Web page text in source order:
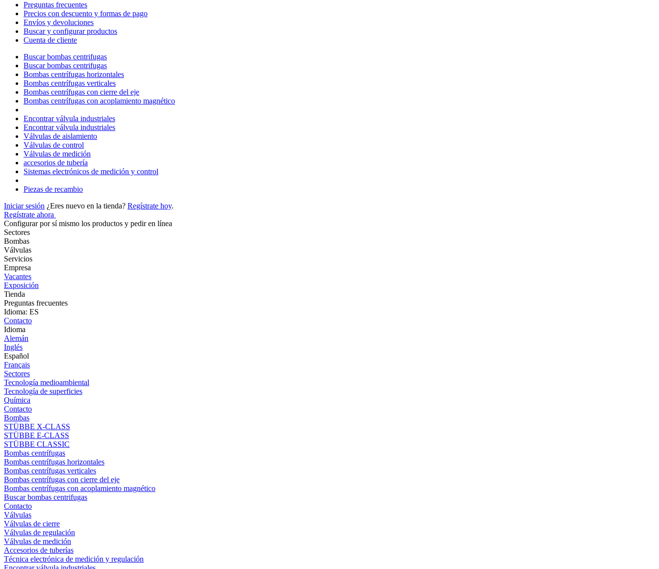
Preguntas frecuentes
Precios con descuento y formas de pago
Envíos y devoluciones
Buscar y configurar productos
Cuenta de cliente
Buscar bombas centrifugas
Buscar bombas centrifugas
Bombas centrífugas horizontales
Bombas centrífugas verticales
Bombas centrífugas con cierre del eje
Bombas centrífugas con acoplamiento magnético
Encontrar válvula industriales
Encontrar válvula industriales
Válvulas de aislamiento
Válvulas de control
Válvulas de medición
accesorios de tubería
Sistemas electrónicos de medición y control
Piezas de recambio
Iniciar sesión ¿Eres nuevo en la tienda? Regístrate hoy.
Regístrate ahora
Configurar por sí mismo los productos y pedir en línea
Sectores
Bombas
Válvulas
Servicios
Empresa
Vacantes
Exposición
Tienda
Preguntas frecuentes
Idioma: ES
Contacto
Idioma
Alemán
Inglés
Español
Français
Sectores
Tecnología medioambiental
Tecnología de superficies
Química
Contacto
Bombas
STÜBBE X-CLASS
STÜBBE E-CLASS
STÜBBE CLASSIC
Bombas centrífugas
Bombas centrífugas horizontales
Bombas centrífugas verticales
Bombas centrífugas con cierre del eje
Bombas centrífugas con acoplamiento magnético
Buscar bombas centrifugas
Contacto
Válvulas
Válvulas de cierre
Válvulas de regulación
Válvulas de medición
Accesorios de tuberías
Técnica electrónica de medición y regulación